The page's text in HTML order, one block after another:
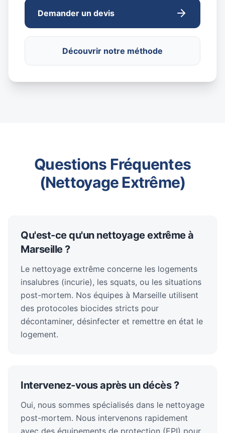
Demander un devis
Découvrir notre méthode
Questions Fréquentes
(Nettoyage Extrême)
Qu'est-ce qu'un nettoyage extrême à
Marseille ?
Le nettoyage extrême concerne les logements
insalubres (incurie), les squats, ou les situations
post-mortem. Nos équipes à Marseille utilisent
des protocoles biocides stricts pour
décontaminer, désinfecter et remettre en état le
logement.
Intervenez-vous après un décès ?
Oui, nous sommes spécialisés dans le nettoyage
post-mortem. Nous intervenons rapidement
avec des équipements de protection (EPI) pour